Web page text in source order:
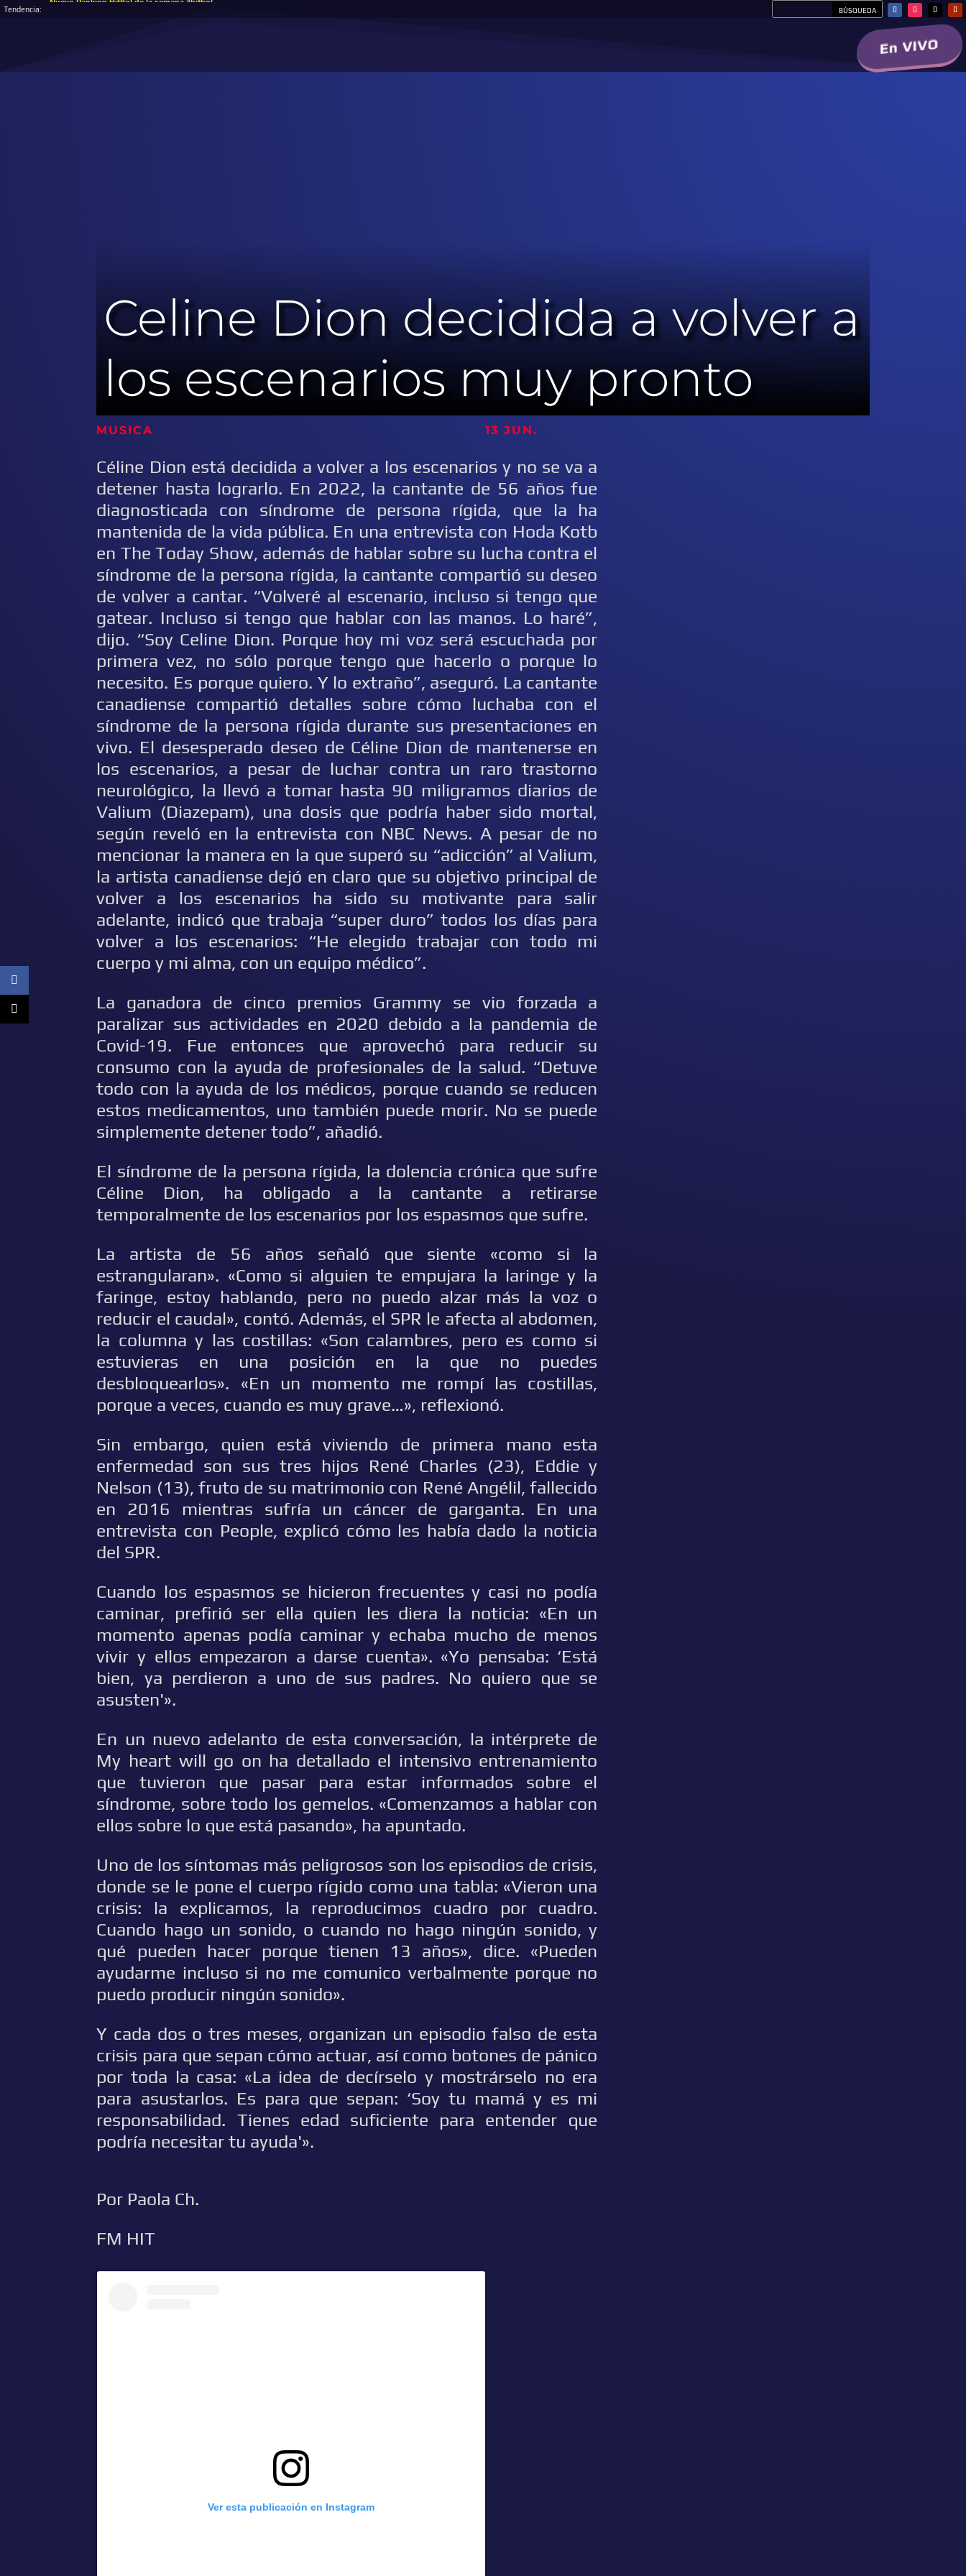
Tendencia:
Nuevo Ranking HitBol de la semana #hitbol
En VIVO
Celine Dion decidida a volver a
los escenarios muy pronto
MUSICA 13 JUN.
Céline Dion está decidida a volver a los escenarios y no se va a
detener hasta lograrlo. En 2022, la cantante de 56 años fue
diagnosticada con síndrome de persona rígida, que la ha
mantenida de la vida pública. En una entrevista con Hoda Kotb
en The Today Show, además de hablar sobre su lucha contra el
síndrome de la persona rígida, la cantante compartió su deseo
de volver a cantar. “Volveré al escenario, incluso si tengo que
gatear. Incluso si tengo que hablar con las manos. Lo haré”,
dijo. “Soy Celine Dion. Porque hoy mi voz será escuchada por
primera vez, no sólo porque tengo que hacerlo o porque lo
necesito. Es porque quiero. Y lo extraño”, aseguró. La cantante
canadiense compartió detalles sobre cómo luchaba con el
síndrome de la persona rígida durante sus presentaciones en
vivo. El desesperado deseo de Céline Dion de mantenerse en
los escenarios, a pesar de luchar contra un raro trastorno
neurológico, la llevó a tomar hasta 90 miligramos diarios de
Valium (Diazepam), una dosis que podría haber sido mortal,
según reveló en la entrevista con NBC News. A pesar de no
mencionar la manera en la que superó su “adicción” al Valium,
la artista canadiense dejó en claro que su objetivo principal de
volver a los escenarios ha sido su motivante para salir
adelante, indicó que trabaja “super duro” todos los días para
volver a los escenarios: “He elegido trabajar con todo mi
cuerpo y mi alma, con un equipo médico”.
La ganadora de cinco premios Grammy se vio forzada a
paralizar sus actividades en 2020 debido a la pandemia de
Covid-19. Fue entonces que aprovechó para reducir su
consumo con la ayuda de profesionales de la salud. “Detuve
todo con la ayuda de los médicos, porque cuando se reducen
estos medicamentos, uno también puede morir. No se puede
simplemente detener todo”, añadió.
El síndrome de la persona rígida, la dolencia crónica que sufre
Céline Dion, ha obligado a la cantante a retirarse
temporalmente de los escenarios por los espasmos que sufre.
La artista de 56 años señaló que siente «como si la
estrangularan». «Como si alguien te empujara la laringe y la
faringe, estoy hablando, pero no puedo alzar más la voz o
reducir el caudal», contó. Además, el SPR le afecta al abdomen,
la columna y las costillas: «Son calambres, pero es como si
estuvieras en una posición en la que no puedes
desbloquearlos». «En un momento me rompí las costillas,
porque a veces, cuando es muy grave…», reflexionó.
Sin embargo, quien está viviendo de primera mano esta
enfermedad son sus tres hijos René Charles (23), Eddie y
Nelson (13), fruto de su matrimonio con René Angélil, fallecido
en 2016 mientras sufría un cáncer de garganta. En una
entrevista con People, explicó cómo les había dado la noticia
del SPR.
Cuando los espasmos se hicieron frecuentes y casi no podía
caminar, prefirió ser ella quien les diera la noticia: «En un
momento apenas podía caminar y echaba mucho de menos
vivir y ellos empezaron a darse cuenta». «Yo pensaba: ‘Está
bien, ya perdieron a uno de sus padres. No quiero que se
asusten'».
En un nuevo adelanto de esta conversación, la intérprete de
My heart will go on ha detallado el intensivo entrenamiento
que tuvieron que pasar para estar informados sobre el
síndrome, sobre todo los gemelos. «Comenzamos a hablar con
ellos sobre lo que está pasando», ha apuntado.
Uno de los síntomas más peligrosos son los episodios de crisis,
donde se le pone el cuerpo rígido como una tabla: «Vieron una
crisis: la explicamos, la reproducimos cuadro por cuadro.
Cuando hago un sonido, o cuando no hago ningún sonido, y
qué pueden hacer porque tienen 13 años», dice. «Pueden
ayudarme incluso si no me comunico verbalmente porque no
puedo producir ningún sonido».
Y cada dos o tres meses, organizan un episodio falso de esta
crisis para que sepan cómo actuar, así como botones de pánico
por toda la casa: «La idea de decírselo y mostrárselo no era
para asustarlos. Es para que sepan: ‘Soy tu mamá y es mi
responsabilidad. Tienes edad suficiente para entender que
podría necesitar tu ayuda'».
Por Paola Ch.
FM HIT
Ver esta publicación en Instagram